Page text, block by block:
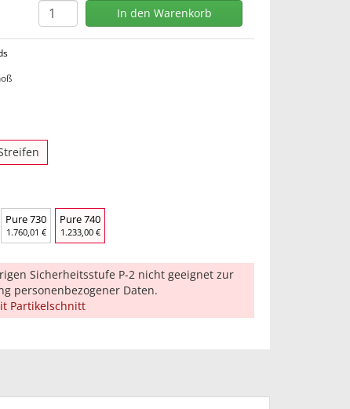
Pure 730
1.760,01 €
Pure 740
1.233,00 €
Sicherheitsstufe P-2 nicht geeignet zur
personenbezogener Daten.
Partikelschnitt